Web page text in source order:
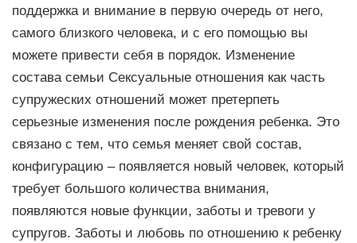
поддержка и внимание в первую очередь от него,
самого близкого человека, и с его помощью вы
можете привести себя в порядок. Изменение
состава семьи Сексуальные отношения как часть
супружеских отношений может претерпеть
серьезные изменения после рождения ребенка. Это
связано с тем, что семья меняет свой состав,
конфигурацию – появляется новый человек, который
требует большого количества внимания,
появляются новые функции, заботы и тревоги у
супругов. Заботы и любовь по отношению к ребенку